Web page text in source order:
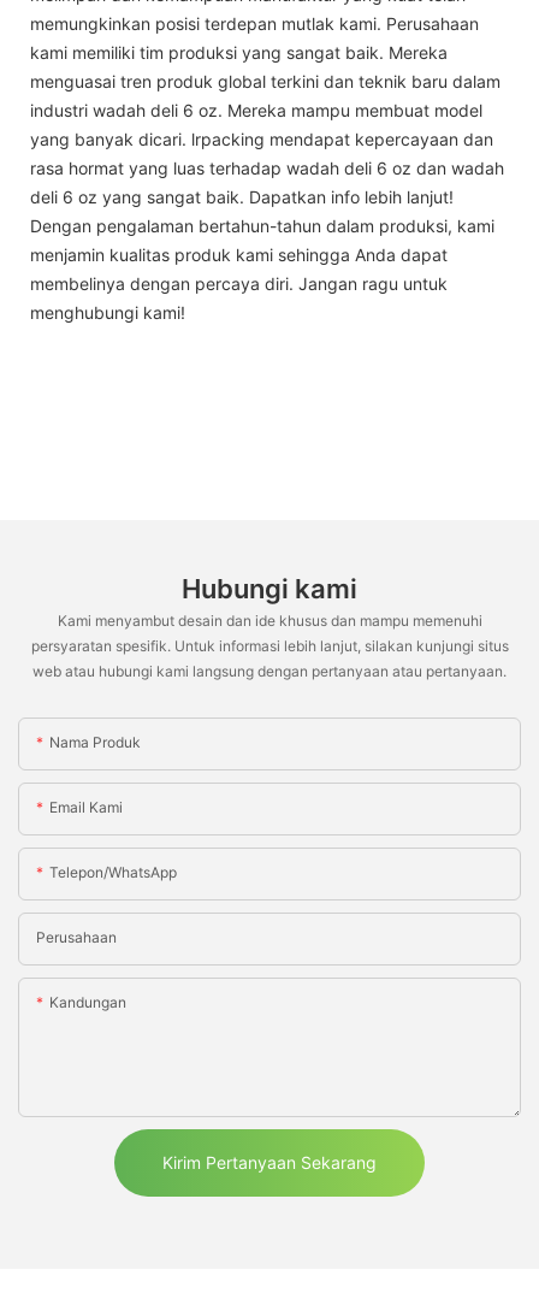
memungkinkan posisi terdepan mutlak kami. Perusahaan
kami memiliki tim produksi yang sangat baik. Mereka
menguasai tren produk global terkini dan teknik baru dalam
industri wadah deli 6 oz. Mereka mampu membuat model
yang banyak dicari. lrpacking mendapat kepercayaan dan
rasa hormat yang luas terhadap wadah deli 6 oz dan wadah
deli 6 oz yang sangat baik. Dapatkan info lebih lanjut!
Dengan pengalaman bertahun-tahun dalam produksi, kami
menjamin kualitas produk kami sehingga Anda dapat
membelinya dengan percaya diri. Jangan ragu untuk
menghubungi kami!
Hubungi kami
Kami menyambut desain dan ide khusus dan mampu memenuhi
persyaratan spesifik. Untuk informasi lebih lanjut, silakan kunjungi situs
web atau hubungi kami langsung dengan pertanyaan atau pertanyaan.
Nama Produk
Email Kami
Telepon/WhatsApp
Perusahaan
Kandungan
Kirim Pertanyaan Sekarang